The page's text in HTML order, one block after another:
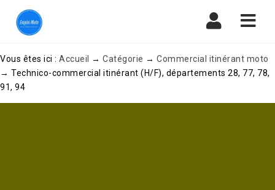
Vous êtes ici : Accueil → Catégorie → Commercial itinérant moto
→ Technico-commercial itinérant (H/F), départements 28, 77, 78,
91, 94